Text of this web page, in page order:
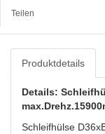
Teilen
Produktdetails
Details:
Schleifhülse